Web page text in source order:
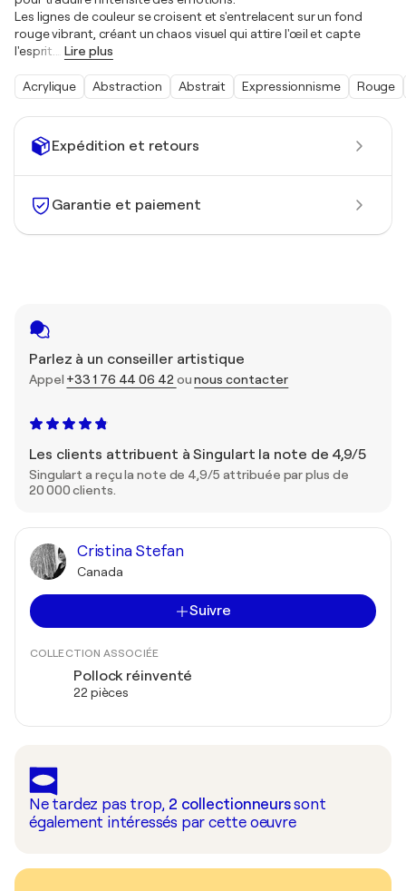
Expédition et retours
Garantie et paiement
Parlez à un conseiller artistique
Appel +33 1 76 44 06 42 ounous contacter
Les clients attribuent à Singulart la note de 4,9/5
Singulart a reçu la note de 4,9/5 attribuée par plus de
20 000 clients.
Cristina Stefan
Canada
Suivre
COLLECTION ASSOCIÉE
Pollock réinventé
22 pièces
Ne tardez pas trop, 2 collectionneurssont
également intéressés par cette oeuvre
Les lignes de couleur se croisent et s'entrelacent sur un fond
rouge vibrant, créant un chaos visuel qui attire l'œil et capte
l'esprit.
Lire plus
Acrylique Abstraction Abstrait Expressionnisme Rouge